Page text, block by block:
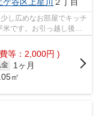
ケ谷区上星川 ２丁目
し広めなお部屋でキッチ
です。お引っ越し後の
等：2,000円 )
1ヶ月
㎡